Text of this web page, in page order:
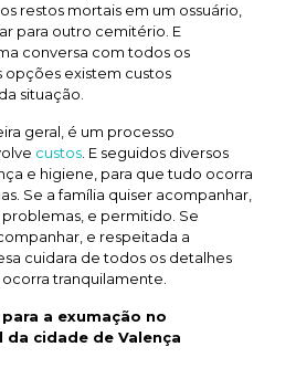
restos mortais em um ossuário,
para outro cemitério. E
conversa com todos os
opções existem custos
situação.
geral, é um processo
custos. E seguidos diversos
e higiene, para que tudo ocorra
Se a família quiser acompanhar,
e permitido. Se
e respeitada a
cuidara de todos os detalhes
tranquilamente.
a exumação no
cidade de Valença